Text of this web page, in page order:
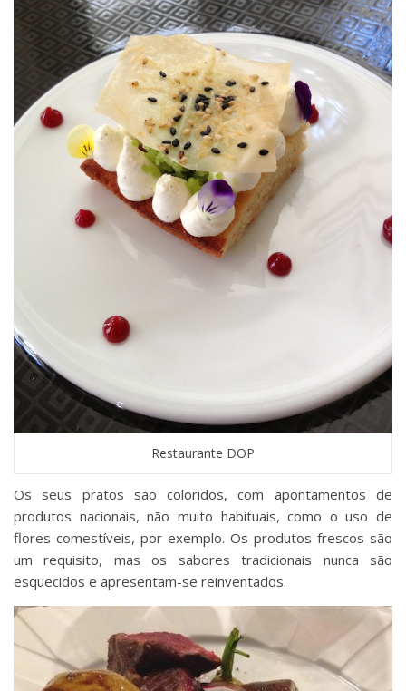
Restaurante DOP
Os seus pratos são coloridos, com apontamentos de
produtos nacionais, não muito habituais, como o uso de
flores comestíveis, por exemplo. Os produtos frescos são
um requisito, mas os sabores tradicionais nunca são
esquecidos e apresentam-se reinventados.